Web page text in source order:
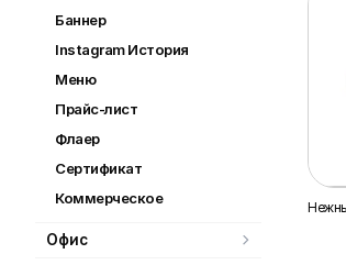
Баннер
Instagram История
Меню
Прайс-лист
Флаер
Сертификат
Коммерческое
Офис